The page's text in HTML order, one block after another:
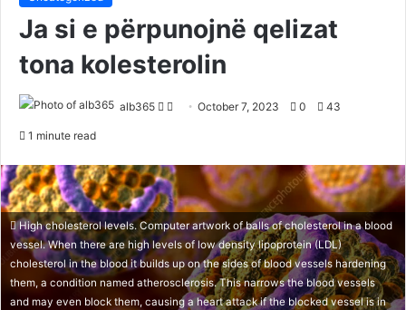
Ja si e përpunojnë qelizat
tona kolesterolin
alb365
Follow
SendOctober 7, 2023 0 43
1 minute read
High cholesterol levels. Computer artwork of balls of cholesterol in a blood
vessel. When there are high levels of low density lipoprotein (LDL)
cholesterol in the blood it builds up on the sides of blood vessels hardening
them, a condition named atherosclerosis. This narrows the blood vessels
and may even block them, causing a heart attack if the blocked vessel is in